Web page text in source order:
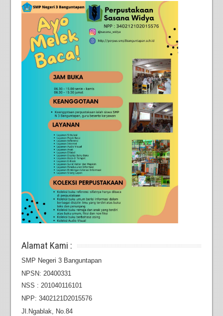
Alamat Kami :
SMP Negeri 3 Banguntapan
NPSN: 20400331
NSS : 201040116101
NPP: 3402121D2015576
Jl.Ngablak, No.84